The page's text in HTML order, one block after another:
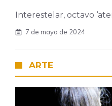
Interestelar, octavo
7 de mayo de 2024
ARTE